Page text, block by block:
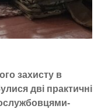
захисту в
дві практичні